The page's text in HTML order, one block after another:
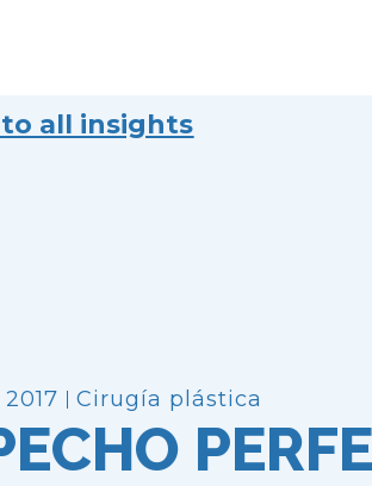
all insights
Cirugía plástica